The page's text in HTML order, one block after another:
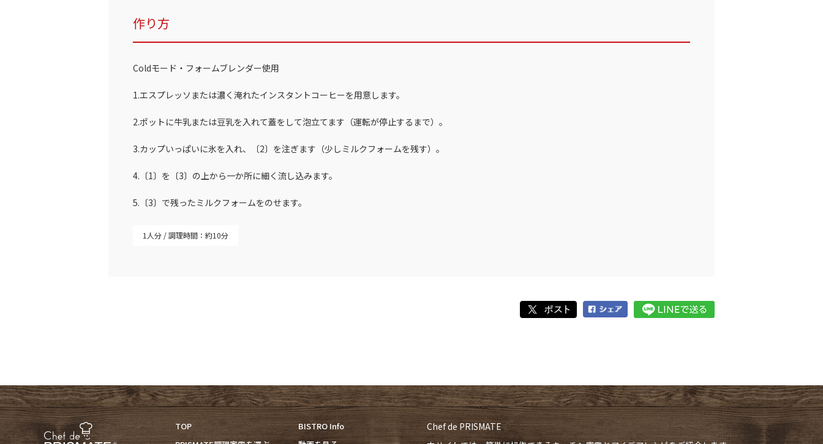
作り方
Coldモード・フォームブレンダー使用
1.エスプレッソまたは濃く淹れたインスタントコーヒーを用意します。
2.ポットに牛乳または豆乳を入れて蓋をして泡立てます（運転が停止するまで）。
3.カップいっぱいに氷を入れ、〔2〕を注ぎます（少しミルクフォームを残す）。
4.〔1〕を〔3〕の上から一か所に細く流し込みます。
5.〔3〕で残ったミルクフォームをのせます。
1人分 調理時間：約10分
TOP
BISTRO Info
Chef de PRISMATE